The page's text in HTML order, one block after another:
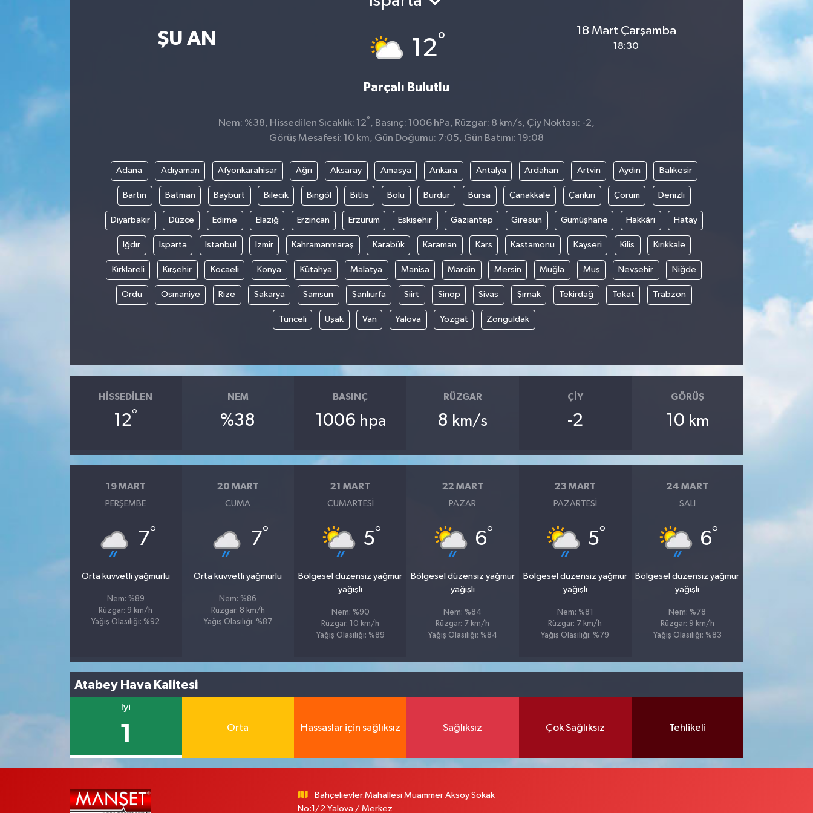
ŞU AN 12°
Parçalı Bulutlu
18 Mart Çarşamba
18:30
Nem: %38, Hissedilen Sıcaklık: 12° , Basınç: 1006 hPa, Rüzgar: 8 km/s, Çiy Noktası: -2,
Görüş Mesafesi: 10 km, Gün Doğumu: 7:05, Gün Batımı: 19:08
Adana Adıyaman Afyonkarahisar Ağrı Aksaray Amasya Ankara Antalya Ardahan Artvin Aydın Balıkesir
Bartın Batman Bayburt Bilecik Bingöl Bitlis Bolu Burdur Bursa Çanakkale Çankırı Çorum Denizli
Diyarbakır Düzce Edirne Elazığ Erzincan Erzurum Eskişehir Gaziantep Giresun Gümüşhane Hakkâri Hatay
Iğdır Isparta İstanbul İzmir Kahramanmaraş Karabük Karaman Kars Kastamonu Kayseri Kilis Kırıkkale
Kırklareli Kırşehir Kocaeli Konya Kütahya Malatya Manisa Mardin Mersin Muğla Muş Nevşehir Niğde
Ordu Osmaniye Rize Sakarya Samsun Şanlıurfa Siirt Sinop Sivas Şırnak Tekirdağ Tokat Trabzon
Tunceli Uşak Van Yalova Yozgat Zonguldak
HISSEDILEN
12°
NEM
%38
BASINÇ
1006 hpa
RÜZGAR
8 km/s
ÇIY
-2
GÖRÜŞ
10 km
19 MART
PERŞEMBE
7°
Orta kuvvetli yağmurlu
Nem: %89
Rüzgar: 9 km/h
Yağış Olasılığı: %92
20 MART
CUMA
7°
Orta kuvvetli yağmurlu
Nem: %86
Rüzgar: 8 km/h
Yağış Olasılığı: %87
21 MART
CUMARTESI
5°
Bölgesel düzensiz yağmur
yağışlı
Nem: %90
Rüzgar: 10 km/h
Yağış Olasılığı: %89
22 MART
PAZAR
6°
Bölgesel düzensiz yağmur
yağışlı
Nem: %84
Rüzgar: 7 km/h
Yağış Olasılığı: %84
23 MART
PAZARTESI
5°
Bölgesel düzensiz yağmur
yağışlı
Nem: %81
Rüzgar: 7 km/h
Yağış Olasılığı: %79
24 MART
SALI
6°
Bölgesel düzensiz yağmur
yağışlı
Nem: %78
Rüzgar: 9 km/h
Yağış Olasılığı: %83
Atabey Hava Kalitesi
İyi
1 Orta Hassaslar için sağlıksız Sağlıksız Çok Sağlıksız Tehlikeli
Bahçelievler.Mahallesi Muammer Aksoy Sokak
No:1/2 Yalova / Merkez